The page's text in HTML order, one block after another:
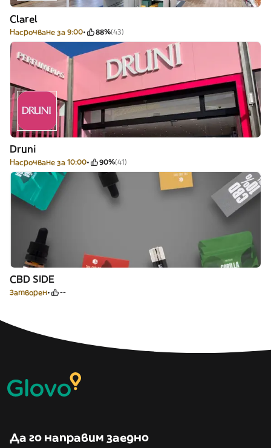
Clarel
Насрочване за 9:00 88%(43)
Druni
Насрочване за 10:00 90%(41)
CBD SIDE
Затворен --
Да го направим заедно